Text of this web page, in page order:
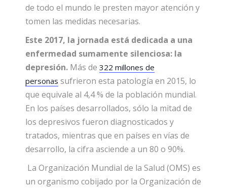
de todo el mundo le presten mayor atención y
tomen las medidas necesarias.
Este 2017, la jornada está dedicada a una
enfermedad sumamente silenciosa: la
depresión. Más de 322 millones de
personas sufrieron esta patología en 2015, lo
que equivale al 4,4 % de la población mundial.
En los países desarrollados, sólo la mitad de
los depresivos fueron diagnosticados y
tratados, mientras que en países en vías de
desarrollo, la cifra asciende a un 80 o 90%.
La Organización Mundial de la Salud (OMS) es
un organismo cobijado por la Organización de